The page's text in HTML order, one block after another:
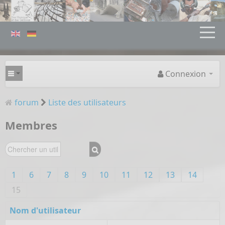
Connexion
forum Liste des utilisateurs
Membres
1 6 7 8 9 10 11 12 13
14
15
Nom d'utilisateur